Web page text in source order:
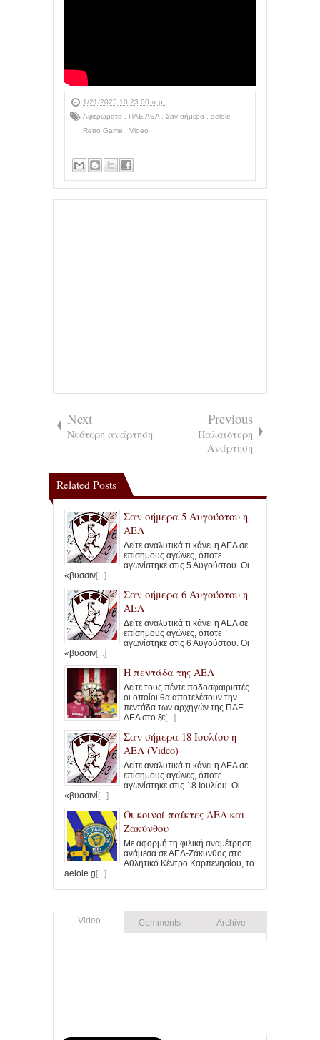
1/21/2025 10:23:00 π.μ.
Αφιερώματα
ΠΑΕ ΑΕΛ Σαν σήμερα aelole
Retro Game
Video
Next
Νεότερη ανάρτηση
Previous
Παλαιότερη
Ανάρτηση
Related Posts
Σαν σήμερα 5 Αυγούστου η
ΑΕΛ
Δείτε αναλυτικά τι κάνει η ΑΕΛ σε
επίσημους αγώνες, όποτε
αγωνίστηκε στις 5 Αυγούστου. Οι
«βυσσιν[...]
Σαν σήμερα 6 Αυγούστου η
ΑΕΛ
Δείτε αναλυτικά τι κάνει η ΑΕΛ σε
επίσημους αγώνες, όποτε
αγωνίστηκε στις 6 Αυγούστου. Οι
«βυσσιν[...]
Η πεντάδα της ΑΕΛ
Δείτε τους πέντε ποδοσφαιριστές
οι οποίοι θα αποτελέσουν την
πεντάδα των αρχηγών της ΠΑΕ
ΑΕΛ στο ξε[...]
Σαν σήμερα 18 Ιουλίου η
ΑΕΛ (Video)
Δείτε αναλυτικά τι κάνει η ΑΕΛ σε
επίσημους αγώνες, όποτε
αγωνίστηκε στις 18 Ιουλίου. Οι
«βυσσινί[...]
Οι κοινοί παίκτες ΑΕΛ και
Ζακύνθου
Με αφορμή τη φιλική αναμέτρηση
ανάμεσα σε ΑΕΛ-Ζάκυνθος στο
Αθλητικό Κέντρο Καρπενησίου, το
aelole.g[...]
Video Comments Archive